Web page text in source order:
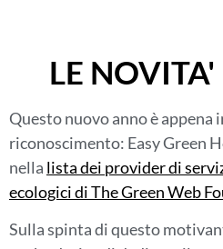
LE
Questo nuovo anno è
riconoscimento: Easy Green
nella lista dei provider di
ecologici di The Green Web
Sulla spinta di questo